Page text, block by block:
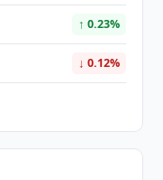
↑ 0.23%
↓ 0.12%